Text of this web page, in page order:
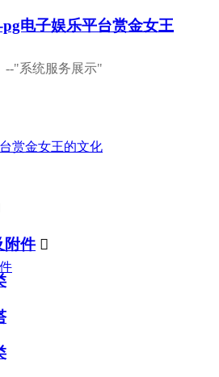
电子娱乐平台赏金女王
赏金女王的文化
--"系统服务展示"
附件 